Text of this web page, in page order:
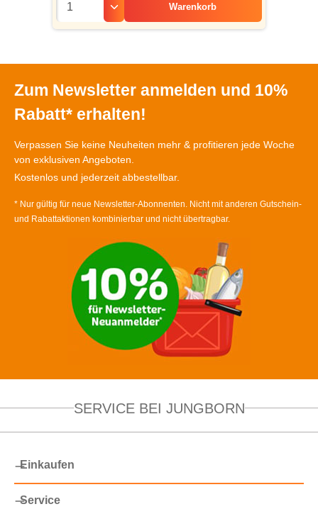
Warenkorb
Zum Newsletter anmelden und 10%
Rabatt* erhalten!
Verpassen Sie keine Neuheiten mehr & profitieren jede Woche
von exklusiven Angeboten.
Kostenlos und jederzeit abbestellbar.
* Nur gültig für neue Newsletter-Abonnenten. Nicht mit anderen Gutschein-
und Rabattaktionen kombinierbar und nicht übertragbar.
SERVICE BEI JUNGBORN
Einkaufen
Service